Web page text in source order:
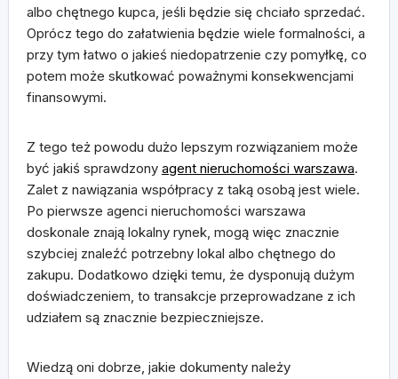
albo chętnego kupca, jeśli będzie się chciało sprzedać.
Oprócz tego do załatwienia będzie wiele formalności, a
przy tym łatwo o jakieś niedopatrzenie czy pomyłkę, co
potem może skutkować poważnymi konsekwencjami
finansowymi.
Z tego też powodu dużo lepszym rozwiązaniem może
być jakiś sprawdzony agent nieruchomości warszawa.
Zalet z nawiązania współpracy z taką osobą jest wiele.
Po pierwsze agenci nieruchomości warszawa
doskonale znają lokalny rynek, mogą więc znacznie
szybciej znaleźć potrzebny lokal albo chętnego do
zakupu. Dodatkowo dzięki temu, że dysponują dużym
doświadczeniem, to transakcje przeprowadzane z ich
udziałem są znacznie bezpieczniejsze.
Wiedzą oni dobrze, jakie dokumenty należy